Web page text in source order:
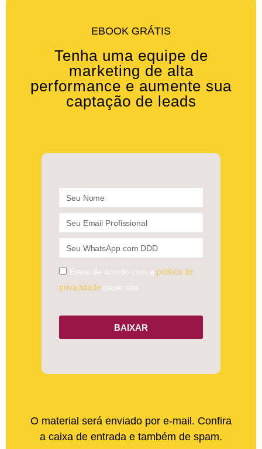
EBOOK GRÁTIS
Tenha uma equipe de
marketing de alta
performance e aumente sua
captação de leads
Estou de acordo com a política de
privacidadedeste site.
BAIXAR
O material será enviado por e-mail. Confira
a caixa de entrada e também de spam.